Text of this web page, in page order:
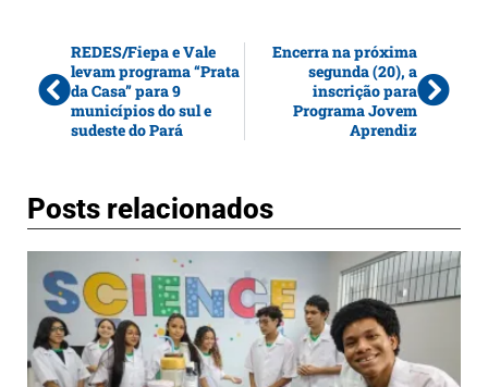
REDES/Fiepa e Vale
levam programa “Prata
da Casa” para 9
municípios do sul e
sudeste do Pará
Encerra na próxima
segunda (20), a
inscrição para
Programa Jovem
Aprendiz
Posts relacionados